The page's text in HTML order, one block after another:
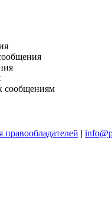
сообщениям
правообладателей |